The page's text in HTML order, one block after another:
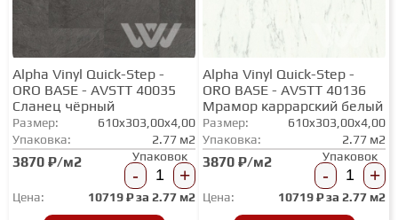
Контакты
ПАРКЕТНАЯ ДОСКА
ТЕРРАСНАЯ ДОСКА
КОВРОВАЯ ПЛИТКА
Alpha Vinyl Quick-Step -
ORO BASE - AVSTT 40035
Сланец чёрный
Размер:
610x303,00x4,00
Упаковка:
2.77 м2
3870 ₽/м2 Упаковок
- +
Цена: 10719₽ за 2.77 м2
Alpha Vinyl Quick-Step -
ORO BASE - AVSTT 40136
Мрамор каррарский белый
Размер:
610x303,00x4,00
Упаковка:
2.77 м2
3870 ₽/м2 Упаковок
- +
Цена: 10719₽ за 2.77 м2